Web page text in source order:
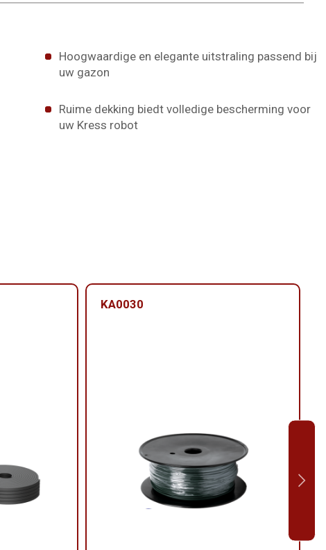
Hoogwaardige en elegante uitstraling passend bij
uw gazon
Ruime dekking biedt volledige bescherming voor
uw Kress robot
KA0030